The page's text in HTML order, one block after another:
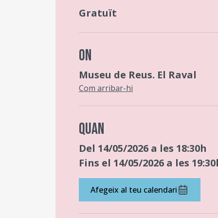
Gratuït
ON
Museu de Reus. El Raval
Com arribar-hi
QUAN
Del 14/05/2026 a les 18:30h
Fins el 14/05/2026 a les
Afegeix al teu calendari